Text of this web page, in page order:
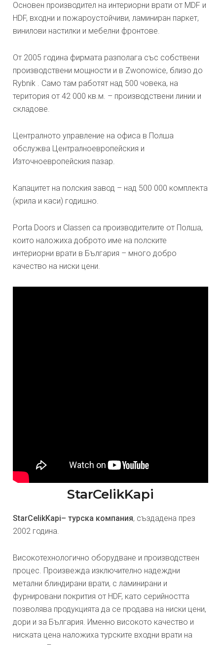
Основен производител на интериорни врати от MDF и
HDF, входни и пожароустойчиви, ламиниран паркет,
винилови настилки и мебелни фронтове.
От 2005 година фирмата разполага със собствени
производствени мощности и в Zwonowice, близо до
Rybnik . Само там работят над 500 човека, на
територия от 42 000 кв.м. – производствени линии и
складове.
Централното управление на офиса в Полша
обслужва Централноевропейския и
Източноевропейския пазар.
Капацитет на полския завод – над 500 000 комплекта
(крила и каси) годишно.
Porta Doors и Classen са производителите от Полша,
които наложиха доброто име на полските
интериорни врати в България – много добро
качество на ниски цени.
StarCelikKapi
StarCelikKapi– турска компания, създадена през
2002 година.
Високотехнологично оборудване и производствен
процес. Произвежда изключително надеждни
метални блиндирани врати, с ламинирани и
фурнировани покрития от HDF, като серийността
позволява продукцията да се продава на ниски цени,
дори и за България. Именно високото качество и
ниската цена наложиха турските входни врати на